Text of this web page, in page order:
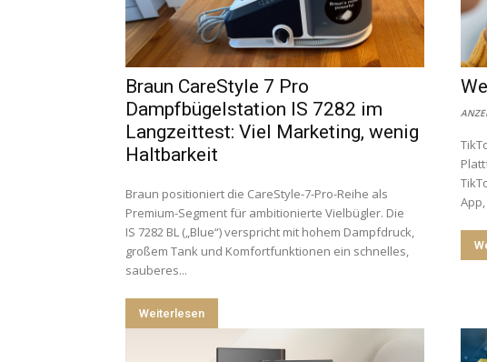
Braun CareStyle 7 Pro
Dampfbügelstation IS 7282 im
Langzeittest: Viel Marketing, wenig
Haltbarkeit
Braun positioniert die CareStyle-7-Pro-Reihe als
Premium-Segment für ambitionierte Vielbügler. Die
IS 7282 BL („Blue“) verspricht mit hohem Dampfdruck,
großem Tank und Komfortfunktionen ein schnelles,
sauberes...
Weiterlesen